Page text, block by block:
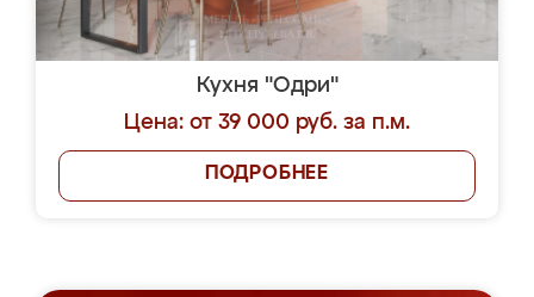
Кухня "Одри"
Цена: от 39 000 руб. за п.м.
ПОДРОБНЕЕ